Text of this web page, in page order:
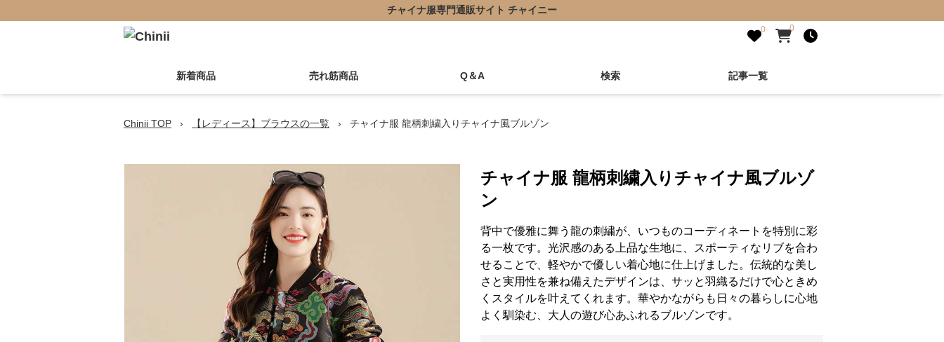
チャイナ服専門通販サイト チャイニー
0 0
新着商品 売れ筋商品 Q＆A 検索 記事一覧
Chinii TOP › 【レディース】ブラウスの一覧 › チャイナ服 龍柄刺繍入りチャイナ風ブルゾン
チャイナ服 龍柄刺繍入りチャイナ風ブルゾ
ン
背中で優雅に舞う龍の刺繍が、いつものコーディネートを特別に彩
る一枚です。光沢感のある上品な生地に、スポーティなリブを合わ
せることで、軽やかで優しい着心地に仕上げました。伝統的な美し
さと実用性を兼ね備えたデザインは、サッと羽織るだけで心ときめ
くスタイルを叶えてくれます。華やかながらも日々の暮らしに心地
よく馴染む、大人の遊び心あふれるブルゾンです。